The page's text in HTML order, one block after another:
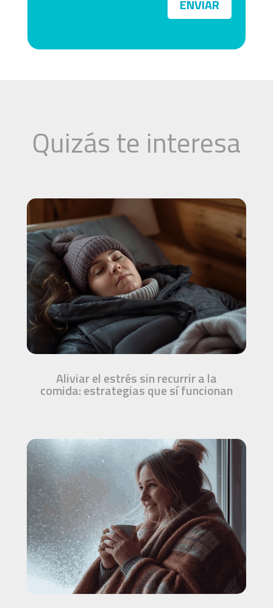
ENVIAR
Quizás te interesa
Aliviar el estrés sin recurrir a la
comida: estrategias que sí funcionan